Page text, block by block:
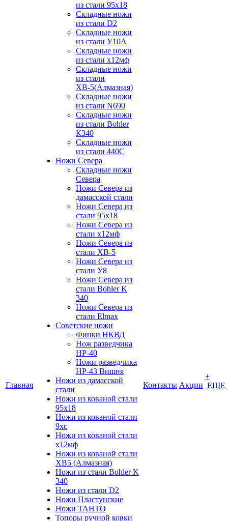
Главная
из стали 95х18
Складные ножи
из стали D2
Складные ножи
из стали У10А
Складные ножи
из стали х12мф
Складные ножи
из стали
ХВ-5(Алмазная)
Складные ножи
из стали N690
Складные ножи
из стали Bohler
К340
Складные ножи
из стали 440С
Ножи Севера
Складные ножи
Севера
Ножи Севера из
дамасской стали
Ножи Севера из
стали 95х18
Ножи Севера из
стали х12мф
Ножи Севера из
стали ХВ-5
Ножи Севера из
стали У8
Ножи Севера из
стали Bohler K
340
Ножи Севера из
стали Elmax
Советские ножи
Финки НКВД
Нож разведчика
НР-40
Ножи разведчика
НР-43 Вишня
Ножи из дамасской
стали
Ножи из кованой стали
95х18
Ножи из кованой стали
9хс
Ножи из кованой стали
х12мф
Ножи из кованой стали
ХВ5 (Алмазная)
Ножи из стали Bohler K
340
Ножи из стали D2
Ножи Пластунские
Ножи ТАНТО
Топоры ручной ковки
Контакты Акции
+
ЕЩЕ